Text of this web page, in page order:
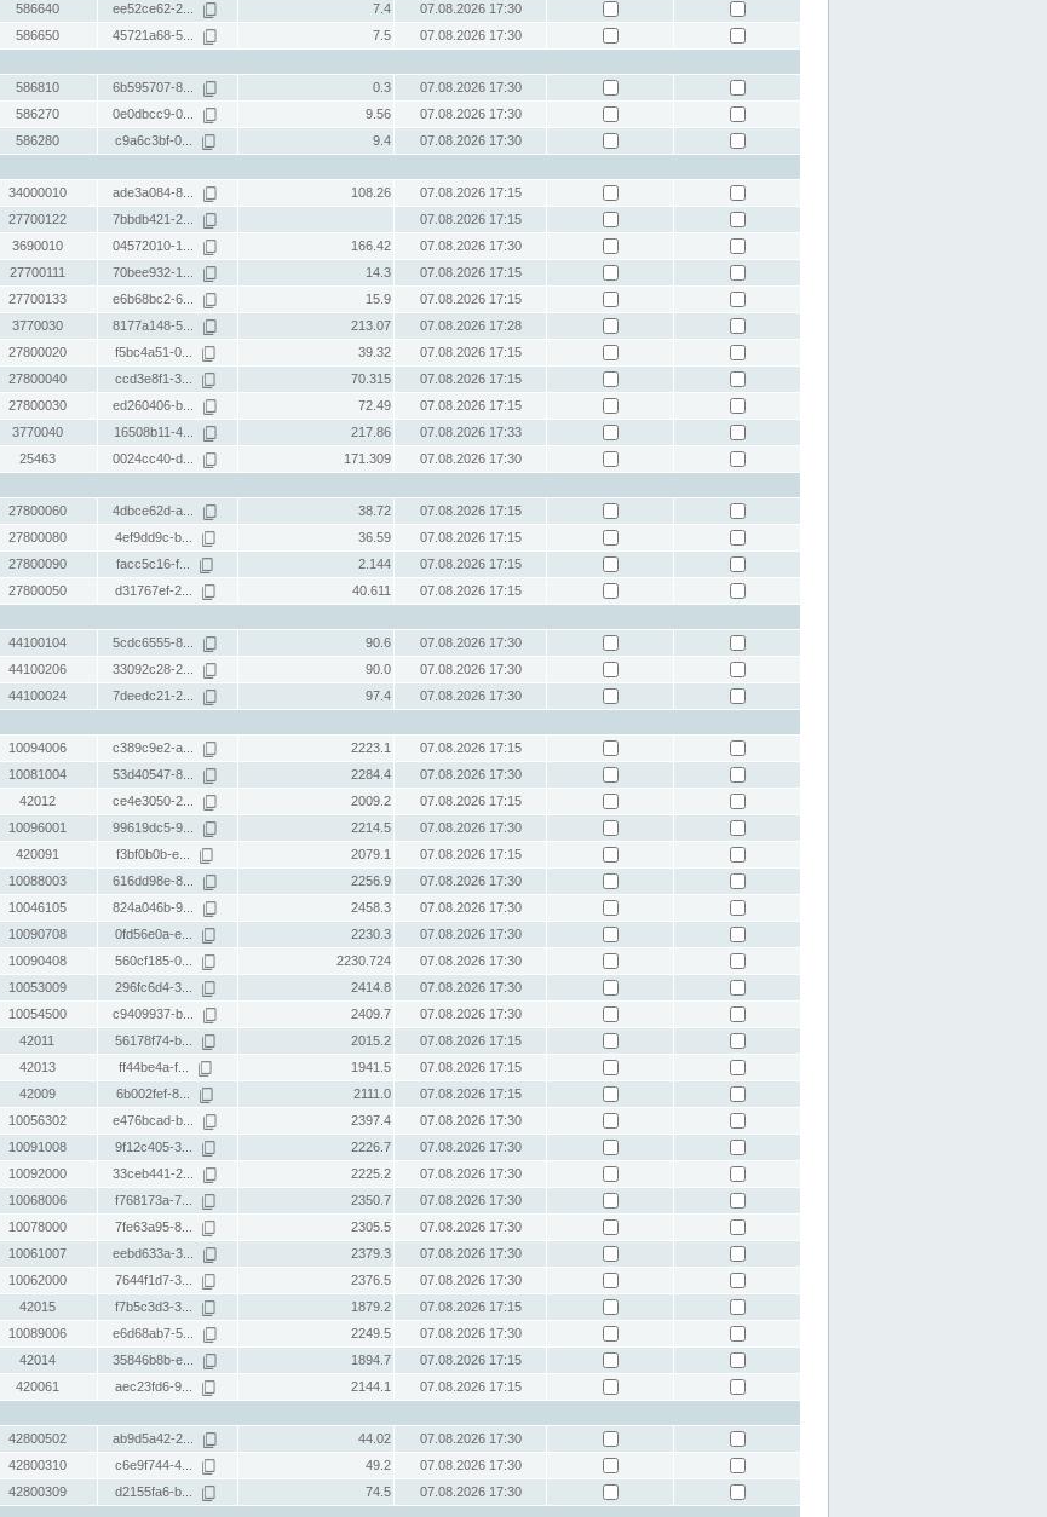
586640 ee52ce62-2... 7.4
07.08.2026 17:30
586650 45721a68-5... 7.5
07.08.2026 17:30
586810 6b595707-8... 0.3
07.08.2026 17:30
586270 0e0dbcc9-0... 9.56
07.08.2026 17:30
586280 c9a6c3bf-0... 9.4
07.08.2026 17:30
34000010 ade3a084-8... 108.26
07.08.2026 17:15
27700122 7bbdb421-2...
07.08.2026 17:15
3690010 04572010-1... 166.42
07.08.2026 17:30
27700111 70bee932-1... 14.3
07.08.2026 17:15
27700133 e6b68bc2-6... 15.9
07.08.2026 17:15
3770030 8177a148-5... 213.07
07.08.2026 17:28
27800020 f5bc4a51-0... 39.32
07.08.2026 17:15
27800040 ccd3e8f1-3... 70.315
07.08.2026 17:15
27800030 ed260406-b... 72.49
07.08.2026 17:15
3770040 16508b11-4... 217.86
07.08.2026 17:33
25463 0024cc40-d... 171.309
07.08.2026 17:30
27800060 4dbce62d-a... 38.72
07.08.2026 17:15
27800080 4ef9dd9c-b... 36.59
07.08.2026 17:15
27800090 facc5c16-f... 2.144
07.08.2026 17:15
27800050 d31767ef-2... 40.611
07.08.2026 17:15
44100104 5cdc6555-8... 90.6
07.08.2026 17:30
44100206 33092c28-2... 90.0
07.08.2026 17:30
44100024 7deedc21-2... 97.4
07.08.2026 17:30
10094006 c389c9e2-a... 2223.1
07.08.2026 17:15
10081004 53d40547-8... 2284.4
07.08.2026 17:30
42012 ce4e3050-2... 2009.2
07.08.2026 17:15
10096001 99619dc5-9... 2214.5
07.08.2026 17:30
420091 f3bf0b0b-e... 2079.1
07.08.2026 17:15
10088003 616dd98e-8... 2256.9
07.08.2026 17:30
10046105 824a046b-9... 2458.3
07.08.2026 17:30
10090708 0fd56e0a-e... 2230.3
07.08.2026 17:30
10090408 560cf185-0... 2230.724
07.08.2026 17:30
10053009 296fc6d4-3... 2414.8
07.08.2026 17:30
10054500 c9409937-b... 2409.7
07.08.2026 17:30
42011 56178f74-b... 2015.2
07.08.2026 17:15
42013 ff44be4a-f... 1941.5
07.08.2026 17:15
42009 6b002fef-8... 2111.0
07.08.2026 17:15
10056302 e476bcad-b... 2397.4
07.08.2026 17:30
10091008 9f12c405-3... 2226.7
07.08.2026 17:30
10092000 33ceb441-2... 2225.2
07.08.2026 17:30
10068006 f768173a-7... 2350.7
07.08.2026 17:30
10078000 7fe63a95-8... 2305.5
07.08.2026 17:30
10061007 eebd633a-3... 2379.3
07.08.2026 17:30
10062000 7644f1d7-3... 2376.5
07.08.2026 17:30
42015 f7b5c3d3-3... 1879.2
07.08.2026 17:15
10089006 e6d68ab7-5... 2249.5
07.08.2026 17:30
42014 35846b8b-e... 1894.7
07.08.2026 17:15
420061 aec23fd6-9... 2144.1
07.08.2026 17:15
42800502 ab9d5a42-2... 44.02
07.08.2026 17:30
42800310 c6e9f744-4... 49.2
07.08.2026 17:30
42800309 d2155fa6-b... 74.5
07.08.2026 17:30